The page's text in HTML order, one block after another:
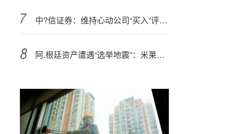
中?信证券：维持心动公司“买入”评级 游戏、Taptap双侧收入增长全面超预期
阿.根廷资产遭遇“选举地震”：米莱政党惨败引发股债汇三杀